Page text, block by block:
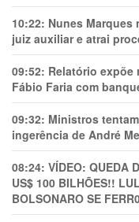
10:22: Nunes Marques
juiz auxiliar e atrai
09:52: Relatório expõe
Fábio Faria com
09:32: Ministros
ingerência de André
08:24: VÍDEO: QUEDA
US$ 100 BILHÕES!!
BOLSONARO SE